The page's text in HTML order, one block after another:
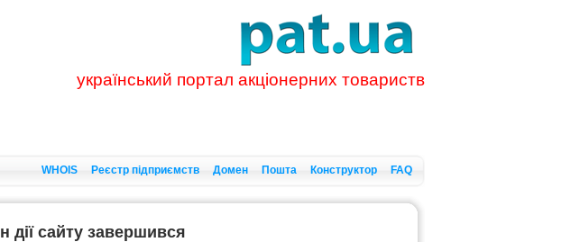
український портал акціонерних товариств
WHOIS Реєстр підприємств Домен Пошта Конструктор FAQ
дії сайту завершився